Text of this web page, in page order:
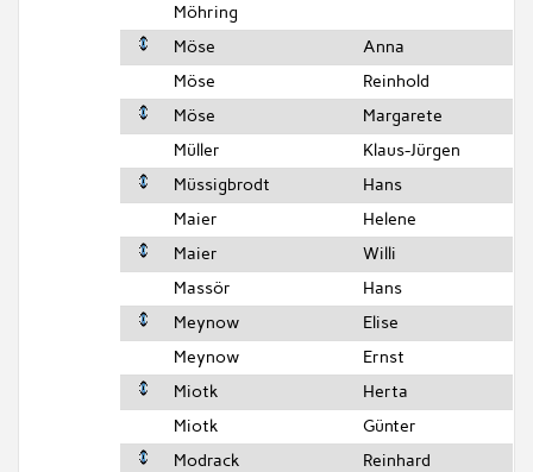
Möhring
Möse
Anna
Möse
Reinhold
Möse
Margarete
Müller
Klaus-Jürgen
Müssigbrodt
Hans
Maier
Helene
Maier
Willi
Massör
Hans
Meynow
Elise
Meynow
Ernst
Miotk
Herta
Miotk
Günter
Modrack
Reinhard